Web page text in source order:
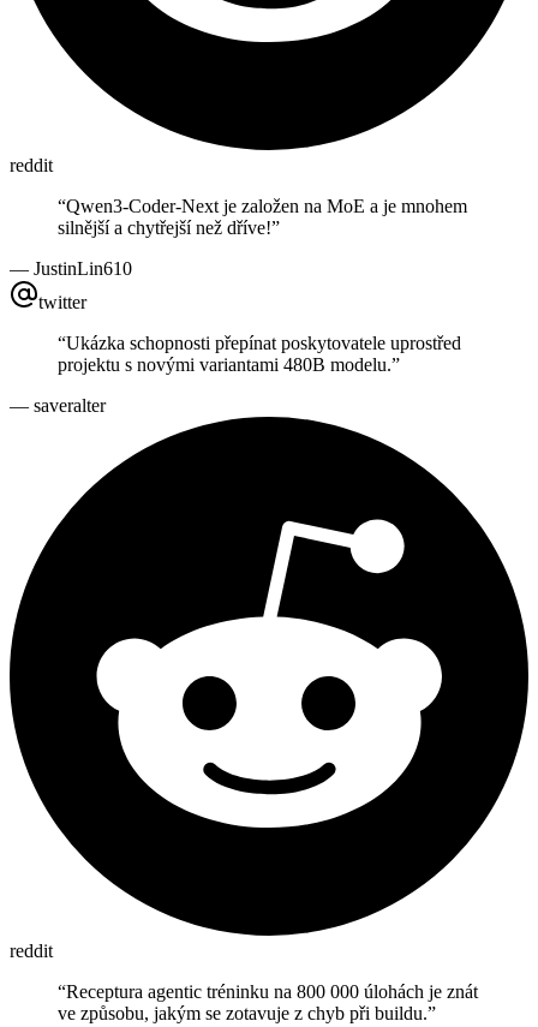
reddit
“Qwen3-Coder-Next je založen na MoE a je mnohem
silnější a chytřejší než dříve!”
— JustinLin610
twitter
“Ukázka schopnosti přepínat poskytovatele uprostřed
projektu s novými variantami 480B modelu.”
— saveralter
reddit
“Receptura agentic tréninku na 800 000 úlohách je znát
ve způsobu, jakým se zotavuje z chyb při buildu.”